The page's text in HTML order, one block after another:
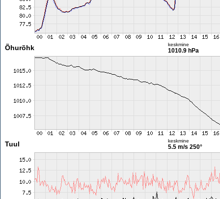
Õhurõhk keskmine
1010.9 hPa
Tuul keskmine
5.5 m/s 250°